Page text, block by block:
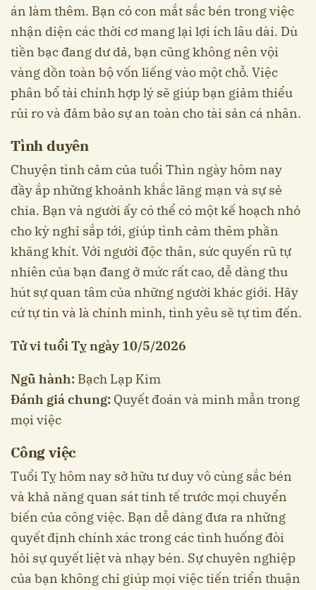
án làm thêm. Bạn có con mắt sắc bén trong việc
nhận diện các thời cơ mang lại lợi ích lâu dài. Dù
tiền bạc đang dư dả, bạn cũng không nên vội
vàng dồn toàn bộ vốn liếng vào một chỗ. Việc
phân bổ tài chính hợp lý sẽ giúp bạn giảm thiểu
rủi ro và đảm bảo sự an toàn cho tài sản cá nhân.
Tình duyên
Chuyện tình cảm của tuổi Thìn ngày hôm nay
đầy ắp những khoảnh khắc lãng mạn và sự sẻ
chia. Bạn và người ấy có thể có một kế hoạch nhỏ
cho kỳ nghỉ sắp tới, giúp tình cảm thêm phần
khăng khít. Với người độc thân, sức quyến rũ tự
nhiên của bạn đang ở mức rất cao, dễ dàng thu
hút sự quan tâm của những người khác giới. Hãy
cứ tự tin và là chính mình, tình yêu sẽ tự tìm đến.
Tử vi tuổi Tỵ ngày 10/5/2026
Ngũ hành: Bạch Lạp Kim
Đánh giá chung: Quyết đoán và minh mẫn trong
mọi việc
Công việc
Tuổi Tỵ hôm nay sở hữu tư duy vô cùng sắc bén
và khả năng quan sát tinh tế trước mọi chuyển
biến của công việc. Bạn dễ dàng đưa ra những
quyết định chính xác trong các tình huống đòi
hỏi sự quyết liệt và nhạy bén. Sự chuyên nghiệp
của bạn không chỉ giúp mọi việc tiến triển thuận